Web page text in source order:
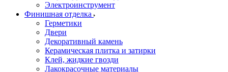
Электроинструмент
Финишная отделка
Герметики
Двери
Декоративный камень
Керамическая плитка и затирки
Клей, жидкие гвозди
Лакокрасочные материалы